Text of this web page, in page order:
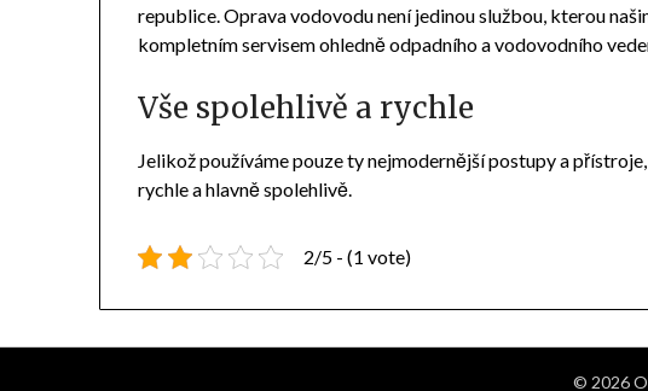
republice. Oprava vodovodu není jedinou službou, kterou
kompletním servisem ohledně odpadního a vodovodního
Vše spolehlivě a rychle
Jelikož používáme pouze ty nejmodernější postupy a
rychle a hlavně spolehlivě.
2/5 - (1 vote)
© 2026